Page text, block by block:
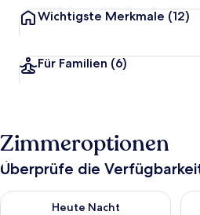
Wichtigste Merkmale (12)
Für Familien (6)
Zimmeroptionen
Überprüfe die
Heute Nacht
Überprüfe die Verfügbarkeit für